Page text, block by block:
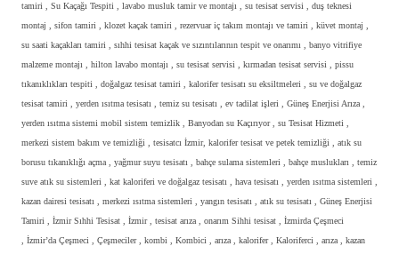
tamiri , Su Kaçağı Tespiti , lavabo musluk tamir ve montajı , su tesisat servisi , duş teknesi
montaj , sifon tamiri , klozet kaçak tamiri , rezervuar iç takım montajı ve tamiri , küvet montaj ,
su saati kaçakları tamiri , sıhhi tesisat kaçak ve sızıntılarının tespit ve onarımı , banyo vitrifiye
malzeme montajı , hilton lavabo montajı , su tesisat servisi , kırmadan tesisat servisi , pissu
tıkanıklıkları tespiti , doğalgaz tesisat tamiri , kalorifer tesisatı su eksiltmeleri , su ve doğalgaz
tesisat tamiri , yerden ısıtma tesisatı , temiz su tesisatı , ev tadilat işleri , Güneş Enerjisi Arıza ,
yerden ısıtma sistemi mobil sistem temizlik , Banyodan su Kaçırıyor , su Tesisat Hizmeti ,
merkezi sistem bakım ve temizliği , tesisatcı İzmir, kalorifer tesisat ve petek temizliği , atık su
borusu tıkanıklığı açma , yağmur suyu tesisatı , bahçe sulama sistemleri , bahçe muslukları , temiz
suve atık su sistemleri , kat kaloriferi ve doğalgaz tesisatı , hava tesisatı , yerden ısıtma sistemleri ,
kazan dairesi tesisatı , merkezi ısıtma sistemleri , yangın tesisatı , atık su tesisatı , Güneş Enerjisi
Tamiri , İzmir Sıhhi Tesisat , İzmir , tesisat arıza , onarım Sihhi tesisat , İzmirda Çeşmeci
, İzmir’da Çeşmeci , Çeşmeciler , kombi , Kombici , arıza , kalorifer , Kaloriferci , arıza , kazan